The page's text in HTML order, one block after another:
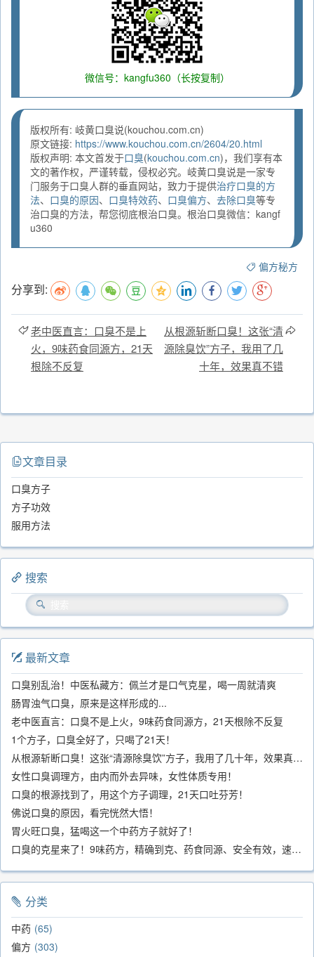
微信号：kangfu360（长按复制）
版权所有: 岐黄口臭说(kouchou.com.cn)
原文链接: https://www.kouchou.com.cn/2604/20.html
版权声明: 本文首发于口臭(kouchou.com.cn)，我们享有本
文的著作权，严谨转载，侵权必究。岐黄口臭说是一家专
门服务于口臭人群的垂直网站，致力于提供治疗口臭的方
法、 口臭的原因、 口臭特效药、 口臭偏方、 去除口臭等专
治口臭的方法，帮您彻底根治口臭。根治口臭微信：kangf
u360
偏方秘方
分享到:
老中医直言：口臭不是上
火，9味药食同源方，21天
根除不反复
从根源斩断口臭！这张“清
源除臭饮”方子，我用了几
十年，效果真不错
文章目录
口臭方子
方子功效
服用方法
搜索
最新文章
口臭别乱治！中医私藏方：佩兰才是口气克星，喝一周就清爽
肠胃浊气口臭，原来是这样形成的...
老中医直言：口臭不是上火，9味药食同源方，21天根除不反复
1个方子，口臭全好了，只喝了21天！
从根源斩断口臭！这张“清源除臭饮”方子，我用了几十年，效果真不错
女性口臭调理方，由内而外去异味，女性体质专用！
口臭的根源找到了，用这个方子调理，21天口吐芬芳！
佛说口臭的原因，看完恍然大悟！
胃火旺口臭，猛喝这一个中药方子就好了！
口臭的克星来了！9味药方，精确到克、药食同源、安全有效，速看！
分类
中药 65
偏方 303